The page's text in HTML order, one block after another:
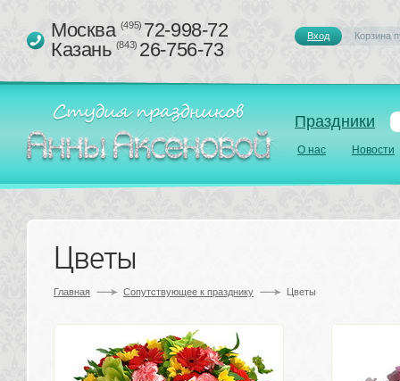
Праздники
О нас Новости
Москва (495)72-998-72
Казань (843)26-756-73
Вход Корзина
Цветы
Главная Сопутствующее к празднику Цветы